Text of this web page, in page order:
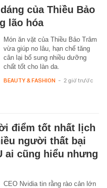
của Thiều Bảo
lão hóa
Món ăn vặt của Thiều Bảo Trâm
vừa giúp no lâu, hạn chế tăng
cân lại bổ sung nhiều dưỡng
chất tốt cho làn da.
BEAUTY & FASHION - 2 giờ trước
điểm tốt nhất lịch
người thất bại
ai cũng hiểu nhưng
CEO Nvidia tin rằng rào cản lớn